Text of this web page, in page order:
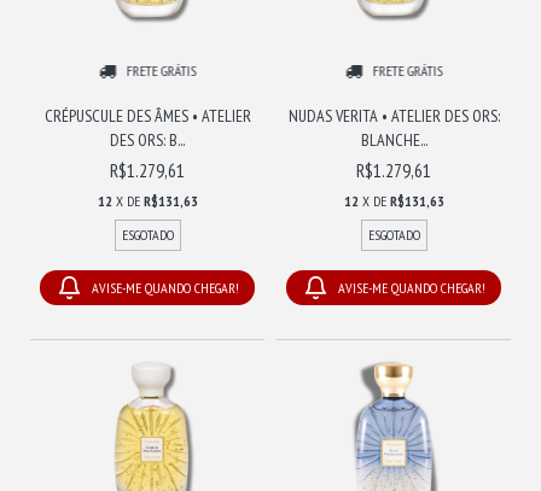
FRETE GRÁTIS
CRÉPUSCULE DES ÂMES • ATELIER
DES ORS: B...
R$1.279,61
12 X DE R$131,63
ESGOTADO
AVISE-ME QUANDO CHEGAR!
FRETE GRÁTIS
NUDAS VERITA • ATELIER DES ORS:
BLANCHE...
R$1.279,61
12 X DE R$131,63
ESGOTADO
AVISE-ME QUANDO CHEGAR!